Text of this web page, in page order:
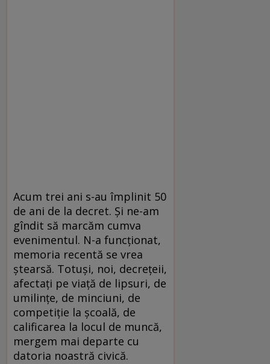
Acum trei ani s-au împlinit 50
de ani de la decret. Și ne-am
gîndit să marcăm cumva
evenimentul. N-a funcționat,
memoria recentă se vrea
ștearsă. Totuși, noi, decrețeii,
afectați pe viață de lipsuri, de
umilințe, de min­ciuni, de
competiție la școală, de
calificarea la locul de muncă,
mergem mai departe cu
datoria noastră civică.